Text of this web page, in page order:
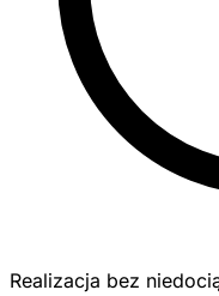
Realizacja bez